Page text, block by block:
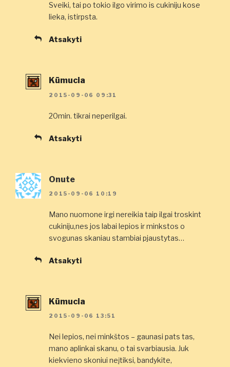
Sveiki, tai po tokio ilgo virimo is cukiniju kose
lieka, istirpsta.
Atsakyti
Kūmucia
2015-09-06 09:31
20min. tikrai neperilgai.
Atsakyti
Onute
2015-09-06 10:19
Mano nuomone irgi nereikia taip ilgai troskint
cukiniju,nes jos labai lepios ir minkstos o
svogunas skaniau stambiai pjaustytas…
Atsakyti
Kūmucia
2015-09-06 13:51
Nei lepios, nei minkštos – gaunasi pats tas,
mano aplinkai skanu, o tai svarbiausia. Juk
kiekvieno skoniui neįtiksi, bandykite,